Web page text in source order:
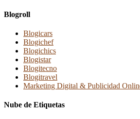
Blogroll
Blogicars
Blogichef
Blogichics
Blogistar
Blogitecno
Blogitravel
Marketing Digital & Publicidad
Nube de Etiquetas